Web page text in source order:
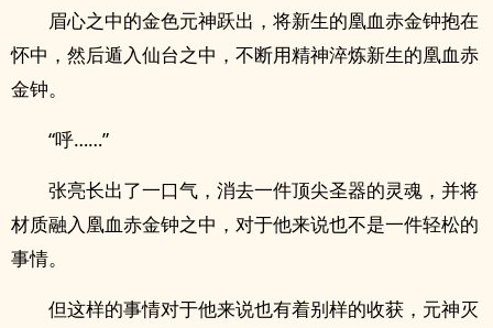
眉心之中的金色元神跃出，将新生的凰血赤金钟抱在
怀中，然后遁入仙台之中，不断用精神淬炼新生的凰血赤
金钟。
“呼……”
张亮长出了一口气，消去一件顶尖圣器的灵魂，并将
材质融入凰血赤金钟之中，对于他来说也不是一件轻松的
事情。
但这样的事情对于他来说也有着别样的收获，元神灭